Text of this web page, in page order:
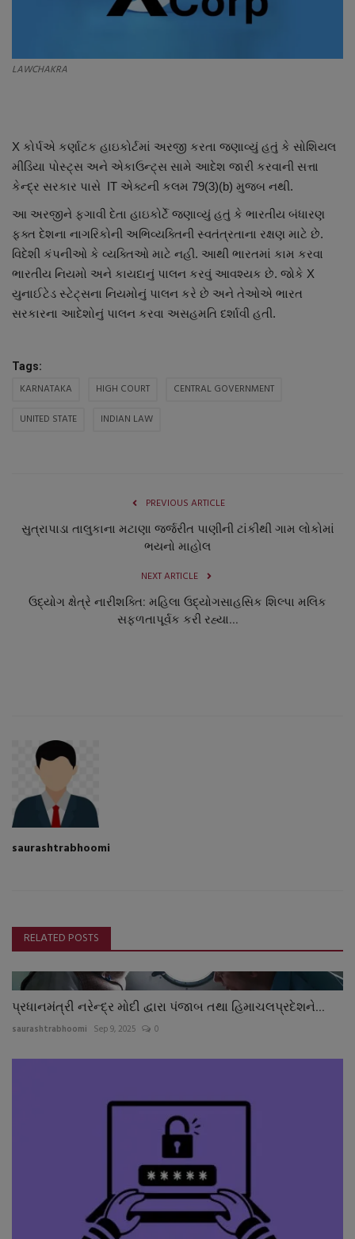
રાષ્ટ્રીય
ગુજરાત
જુનાગઢ
Support US
નાણાંકીય સમાચાર
સ્થાનિક સમાચાર
ગુનાખોરી
LAWCHAKRA
X કોર્પએ કર્ણાટક હાઇકોર્ટમાં અરજી કરતા જણાવ્યું હતું કે સોશિયલ
મીડિયા પોસ્ટ્સ અને એકાઉન્ટ્સ સામે આદેશ જારી કરવાની સત્તા
કેન્દ્ર સરકાર પાસે IT એક્ટની કલમ 79(3)(b) મુજબ નથી.
આ અરજીને ફગાવી દેતા હાઇકોર્ટે જણાવ્યું હતું કે ભારતીય બંધારણ
ફક્ત દેશના નાગરિકોની અભિવ્યક્તિની સ્વતંત્રતાના રક્ષણ માટે છે.
વિદેશી કંપનીઓ કે વ્યક્તિઓ માટે નહી. આથી ભારતમાં કામ કરવા
ભારતીય નિયમો અને કાયદાનું પાલન કરવું આવશ્યક છે. જોકે X
યુનાઈટેડ સ્ટેટ્સના નિયમોનું પાલન કરે છે અને તેઓએ ભારત
સરકારના આદેશોનું પાલન કરવા અસહમતિ દર્શાવી હતી.
Tags:
KARNATAKA HIGH COURT
CENTRAL GOVERNMENT
UNITED STATE
INDIAN LAW
PREVIOUS ARTICLE
સુત્રાપાડા તાલુકાના મટાણા જર્જરીત પાણીની ટાંકીથી ગામ લોકોમાં
ભયનો માહોલ
NEXT ARTICLE
ઉદ્યોગ ક્ષેત્રે નારીશક્તિ: મહિલા ઉદ્યોગસાહસિક શિલ્પા મલિક
સફળતાપૂર્વક કરી રહ્યા...
saurashtrabhoomi
RELATED POSTS
પ્રધાનમંત્રી નરેન્દ્ર મોદી દ્વારા પંજાબ તથા હિમાચલપ્રદેશને...
saurashtrabhoomi Sep 9, 2025 0